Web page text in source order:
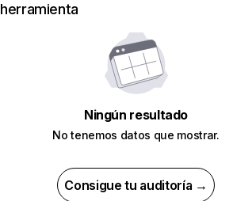
herramienta
Ningún resultado
No tenemos datos que mostrar.
Consigue tu auditoría →